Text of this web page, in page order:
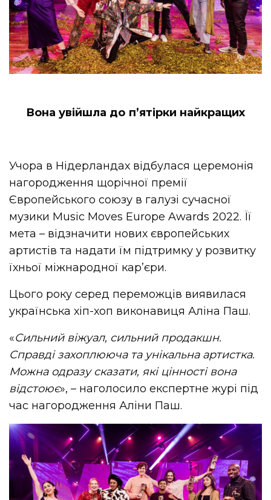
Вона увійшла до п’ятірки найкращих
Учора в Нідерландах відбулася церемонія
нагородження щорічної премії
Європейського союзу в галузі сучасної
музики Music Moves Europe Awards 2022. Її
мета – відзначити нових європейських
артистів та надати їм підтримку у розвитку
їхньої міжнародної кар’єри.
Цього року серед переможців виявилася
українська хіп-хоп виконавиця Аліна Паш.
«Сильний віжуал, сильний продакшн.
Справді захоплююча та унікальна артистка.
Можна одразу сказати, які цінності вона
відстоює», – наголосило експертне журі під
час нагородження Аліни Паш.